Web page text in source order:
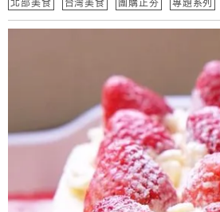
北部美食 台灣美食 團購正夯 專題系列